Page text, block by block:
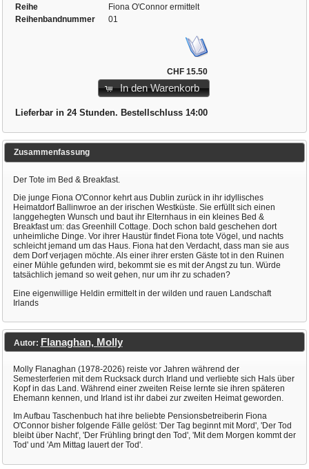
Reihe
Fiona O'Connor ermittelt
Reihenbandnummer
01
CHF 15.50
In den Warenkorb
Lieferbar in 24 Stunden. Bestellschluss 14:00
Zusammenfassung
Der Tote im Bed & Breakfast.
Die junge Fiona O'Connor kehrt aus Dublin zurück in ihr idyllisches
Heimatdorf Ballinwroe an der irischen Westküste. Sie erfüllt sich einen
langgehegten Wunsch und baut ihr Elternhaus in ein kleines Bed &
Breakfast um: das Greenhill Cottage. Doch schon bald geschehen dort
unheimliche Dinge. Vor ihrer Haustür findet Fiona tote Vögel, und nachts
schleicht jemand um das Haus. Fiona hat den Verdacht, dass man sie aus
dem Dorf verjagen möchte. Als einer ihrer ersten Gäste tot in den Ruinen
einer Mühle gefunden wird, bekommt sie es mit der Angst zu tun. Würde
tatsächlich jemand so weit gehen, nur um ihr zu schaden?
Eine eigenwillige Heldin ermittelt in der wilden und rauen Landschaft
Irlands
Autor: Flanaghan, Molly
Molly Flanaghan (1978-2026) reiste vor Jahren während der
Semesterferien mit dem Rucksack durch Irland und verliebte sich Hals über
Kopf in das Land. Während einer zweiten Reise lernte sie ihren späteren
Ehemann kennen, und Irland ist ihr dabei zur zweiten Heimat geworden.
Im Aufbau Taschenbuch hat ihre beliebte Pensionsbetreiberin Fiona
O'Connor bisher folgende Fälle gelöst: 'Der Tag beginnt mit Mord', 'Der Tod
bleibt über Nacht', 'Der Frühling bringt den Tod', 'Mit dem Morgen kommt der
Tod' und 'Am Mittag lauert der Tod'.